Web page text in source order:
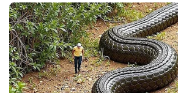
заявила, что жених женат.
Все гости ресторана были
повороту. Маргарита
униженную и уязвлённую
продолжали снимать на